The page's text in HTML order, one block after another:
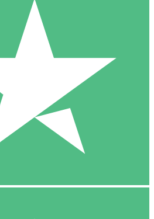
Creditpakketten
Geen maandelijkse
1000